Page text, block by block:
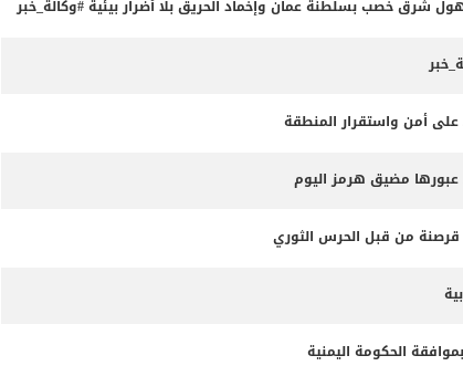
شرق خصب بسلطنة عمان وإخماد الحريق بلا أضرار بيئية #وكالة_خبر
على أمن واستقرار المنطقة
عبورها مضيق هرمز اليوم
قرصنة من قبل الحرس الثوري
الحكومة اليمنية